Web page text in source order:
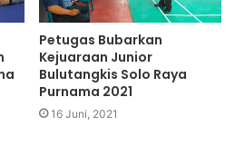
Petugas Bubarkan
Kejuaraan Junior
Bulutangkis Solo Raya
Purnama 2021
16 Juni, 2021